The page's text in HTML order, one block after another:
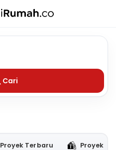
Cari
Proyek Terbaru Proyek